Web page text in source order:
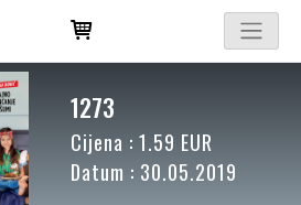
1273
Cijena : 1.59 EUR
Datum : 30.05.2019